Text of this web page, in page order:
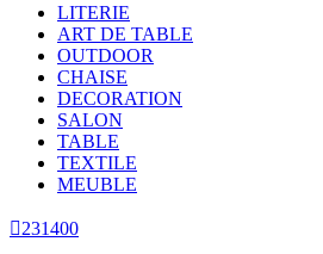
LITERIE
ART DE TABLE
OUTDOOR
CHAISE
DECORATION
SALON
TABLE
TEXTILE
MEUBLE
231400